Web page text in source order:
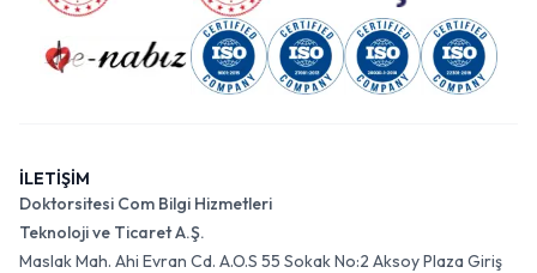
İLETİŞİM
Doktorsitesi Com Bilgi Hizmetleri
Teknoloji ve Ticaret A.Ş.
Maslak Mah. Ahi Evran Cd. A.O.S 55 Sokak No:2 Aksoy Plaza Giriş